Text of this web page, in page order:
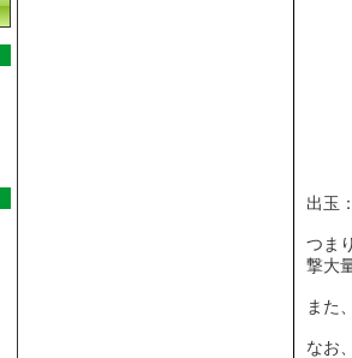
出玉：
つま
撃大
また
なお